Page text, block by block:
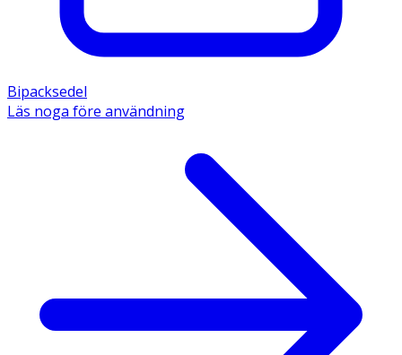
Bipacksedel
Läs noga före användning